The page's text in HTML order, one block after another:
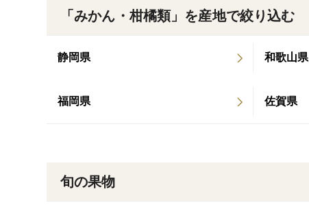
「みかん・柑橘類」を産地で絞り込む
静岡県 和歌山県
福岡県 佐賀県
旬の果物